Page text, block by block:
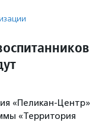
«Пеликан-Центр»
«Территория